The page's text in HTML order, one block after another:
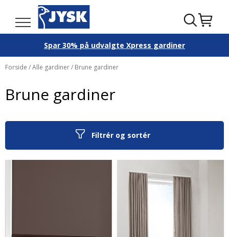
Spar 30% på udvalgte Xpress gardiner
Forside /Alle gardiner/ Brune gardiner
Brune gardiner
Filtrér og sortér